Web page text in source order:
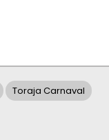
Toraja Carnaval